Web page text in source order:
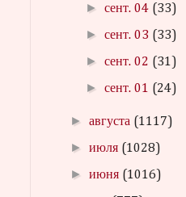
►сент. 04 (33)
►сент. 03 (33)
►сент. 02 (31)
►сент. 01 (24)
►августа (1117)
►июля (1028)
►июня (1016)